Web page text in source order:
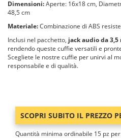
Dimensioni:Aperte: 16x18 cm,
48,5 cm
Materiale:Combinazione di ABS
Inclusi nel pacchetto, jack audio da 3,5
rendendo queste cuffie versatili e
Scegliete le nostre cuffie per unirvi al
responsabile e di qualità.
SCOPRI SUBITO IL PREZZO
Quantità minima ordinabile 15 pz